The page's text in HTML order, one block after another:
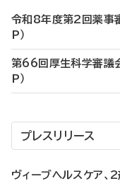
令和8年度第2回薬事
P）
第66回厚生科学審議
P）
プレスリリース
ヴィーブヘルスケア、